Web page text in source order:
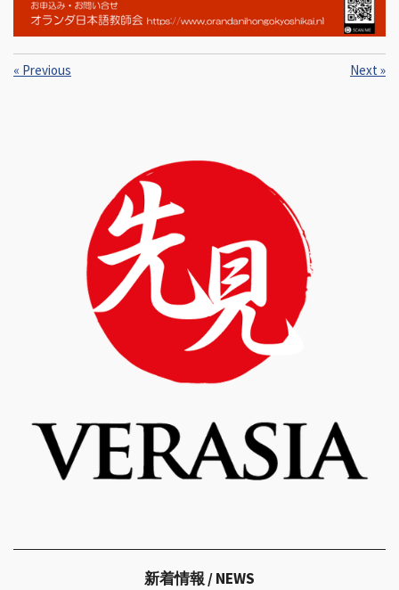
« Previous Next »
新着情報 / NEWS